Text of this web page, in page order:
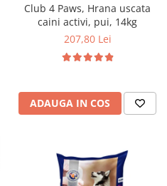
Club 4 Paws, Hrana uscata
caini activi, pui, 14kg
207,80 Lei
ADAUGA IN COS